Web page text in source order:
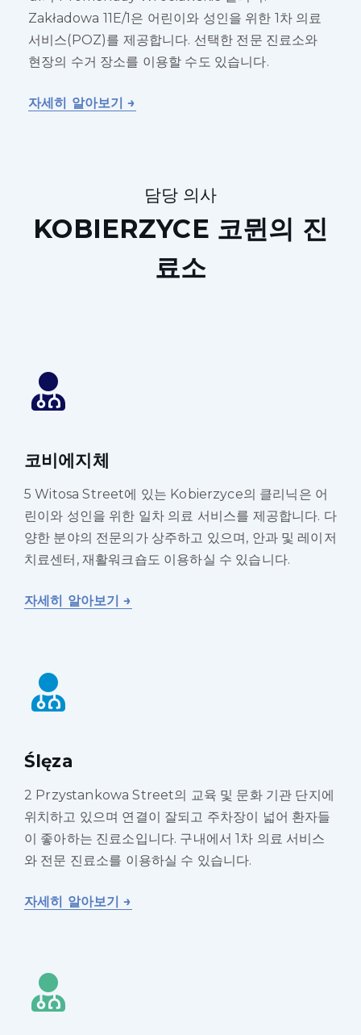
Zakładowa 11E/1은 어린이와 성인을 위한 1차 의료
서비스(POZ)를 제공합니다. 선택한 전문 진료소와
현장의 수거 장소를 이용할 수도 있습니다.
자세히 알아보기 →
담당 의사
KOBIERZYCE 코뮌의 진
료소
코비에지체
5 Witosa Street에 있는 Kobierzyce의 클리닉은 어
린이와 성인을 위한 일차 의료 서비스를 제공합니다. 다
양한 분야의 전문의가 상주하고 있으며, 안과 및 레이저
치료센터, 재활워크숍도 이용하실 수 있습니다.
자세히 알아보기 →
Ślęza
2 Przystankowa Street의 교육 및 문화 기관 단지에
위치하고 있으며 연결이 잘되고 주차장이 넓어 환자들
이 좋아하는 진료소입니다. 구내에서 1차 의료 서비스
와 전문 진료소를 이용하실 수 있습니다.
자세히 알아보기 →